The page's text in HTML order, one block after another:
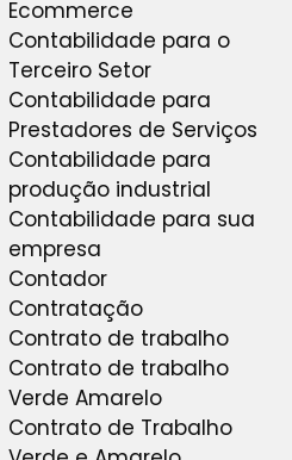
Ecommerce
Contabilidade para o
Terceiro Setor
Contabilidade para
Prestadores de Serviços
Contabilidade para
produção industrial
Contabilidade para sua
empresa
Contador
Contratação
Contrato de trabalho
Contrato de trabalho
Verde Amarelo
Contrato de Trabalho